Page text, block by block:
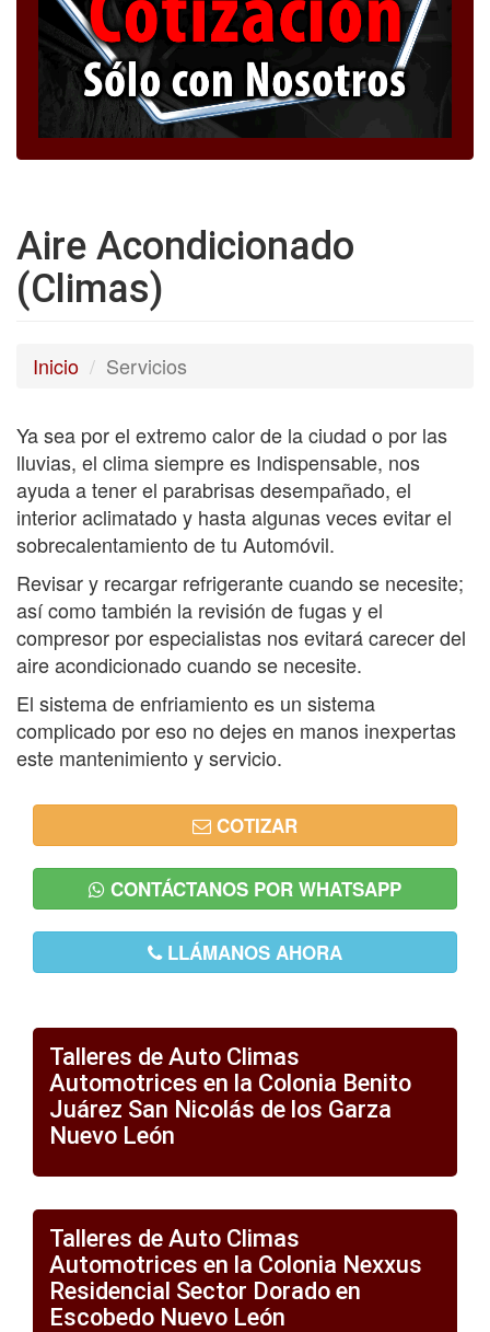
Aire Acondicionado
(Climas)
Inicio Servicios
Ya sea por el extremo calor de la ciudad o por las
lluvias, el clima siempre es Indispensable, nos
ayuda a tener el parabrisas desempañado, el
interior aclimatado y hasta algunas veces evitar el
sobrecalentamiento de tu Automóvil.
Revisar y recargar refrigerante cuando se necesite;
así como también la revisión de fugas y el
compresor por especialistas nos evitará carecer del
aire acondicionado cuando se necesite.
El sistema de enfriamiento es un sistema
complicado por eso no dejes en manos inexpertas
este mantenimiento y servicio.
COTIZAR
CONTÁCTANOS POR WHATSAPP
LLÁMANOS AHORA
Talleres de Auto Climas
Automotrices en la Colonia Benito
Juárez San Nicolás de los Garza
Nuevo León
Talleres de Auto Climas
Automotrices en la Colonia Nexxus
Residencial Sector Dorado en
Escobedo Nuevo León